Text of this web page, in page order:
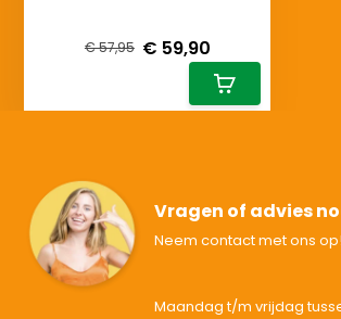
€ 57,95 € 59,90
Vragen of advies
Neem contact met ons op!
Maandag t/m vrijdag